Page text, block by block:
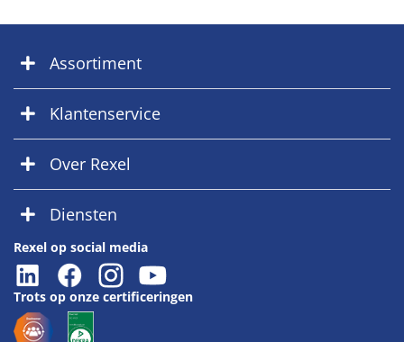
Assortiment
Klantenservice
Over Rexel
Diensten
Rexel op social media
Trots op onze certificeringen